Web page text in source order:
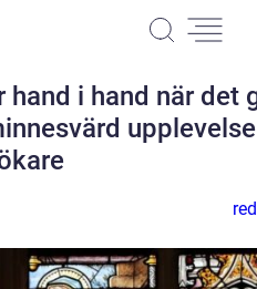
i hand när det